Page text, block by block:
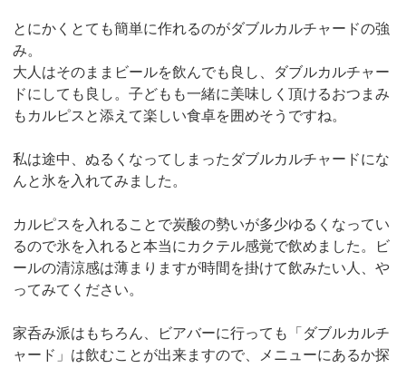
とにかくとても簡単に作れるのがダブルカルチャードの強
み。
大人はそのままビールを飲んでも良し、ダブルカルチャー
ドにしても良し。子どもも一緒に美味しく頂けるおつまみ
もカルピスと添えて楽しい食卓を囲めそうですね。
私は途中、ぬるくなってしまったダブルカルチャードにな
んと氷を入れてみました。
カルピスを入れることで炭酸の勢いが多少ゆるくなってい
るので氷を入れると本当にカクテル感覚で飲めました。ビ
ールの清涼感は薄まりますが時間を掛けて飲みたい人、や
ってみてください。
家呑み派はもちろん、ビアバーに行っても「ダブルカルチ
ャード」は飲むことが出来ますので、メニューにあるか探